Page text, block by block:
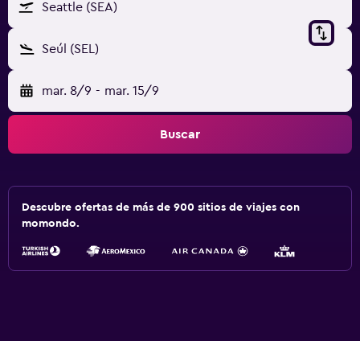
Seattle (SEA)
Seúl (SEL)
mar. 8/9 - mar. 15/9
Buscar
Descubre ofertas de más de 900 sitios de viajes con
momondo.